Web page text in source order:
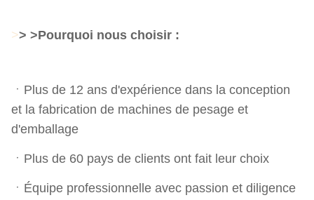
>> >Pourquoi nous choisir :
ㆍPlus de 12 ans d'expérience dans la conception
et la fabrication de machines de pesage et
d'emballage
ㆍPlus de 60 pays de clients ont fait leur choix
ㆍÉquipe professionnelle avec passion et diligence